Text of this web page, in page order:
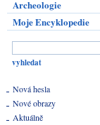
Archeologie
Moje Encyklopedie
Nová hesla
Nové obrazy
Aktuálně